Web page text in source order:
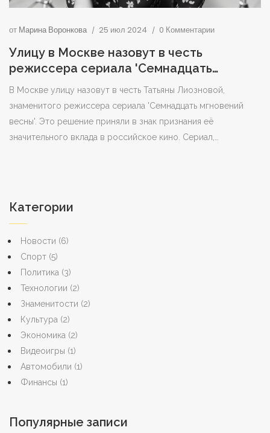
от Марина Воронкова 25 июл 2024 0 Комментарии
Улицу в Москве назовут в честь
режиссера сериала 'Семнадцать
мгновений весны'
В Москве улицу назовут в честь Татьяны Лиозновой,
знаменитого режиссера сериала 'Семнадцать мгновений
весны'. Это решение приняли в знак признания её
значительного вклада в российское кино. Сериал,
Категории
Новости (6)
Спорт (5)
Политика (3)
Технологии (2)
Знаменитости (2)
Культура (2)
Экономика (2)
Видеоигры (1)
Автомобили (1)
Финансы (1)
Популярные записи